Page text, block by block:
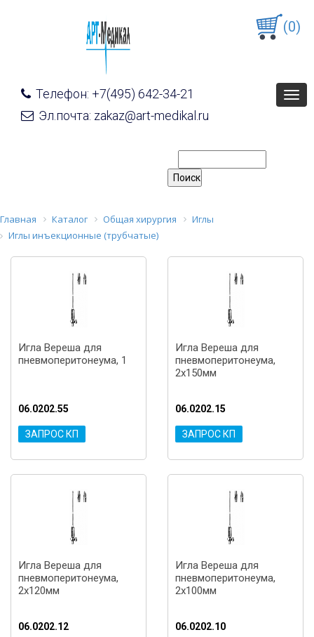
Телефон: +7(495) 642-34-21
Эл.почта: zakaz@art-medikal.ru
(0)
Главная Каталог Общая хирургия
Иглы
Иглы инъекционные (трубчатые)
Игла Вереша для
пневмоперитонеума, 1
06.0202.55
ЗАПРОС КП
Игла Вереша для
пневмоперитонеума,
2x150мм
06.0202.15
ЗАПРОС КП
Игла Вереша для
пневмоперитонеума,
2x120мм
06.0202.12
Игла Вереша для
пневмоперитонеума,
2x100мм
06.0202.10